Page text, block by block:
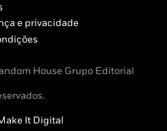
e privacidade
House Grupo Editorial
It Digital